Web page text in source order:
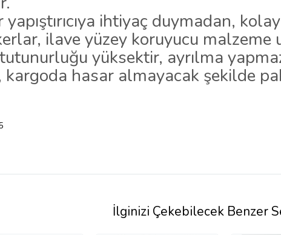
ihtiyaç duymadan,
ilave yüzey koruyucu malzeme
yüksektir, ayrılma
hasar almayacak şekilde
İlginizi Çekebilecek Benzer